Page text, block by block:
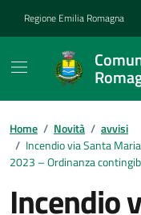
Regione Emilia Romagna
Contenuti in
Home / Novità / avvisi
/ Incendio via Santa
2023 – Ordinanza
Incendio